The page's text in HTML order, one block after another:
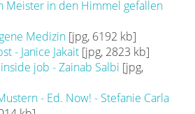
Meister in den Himmel gefallen
Medizin[jpg, 6192 kb]
- Janice Jakait[jpg, 2823 kb]
job - Zainab Salbi [jpg,
- Ed. Now! - Stefanie Carla